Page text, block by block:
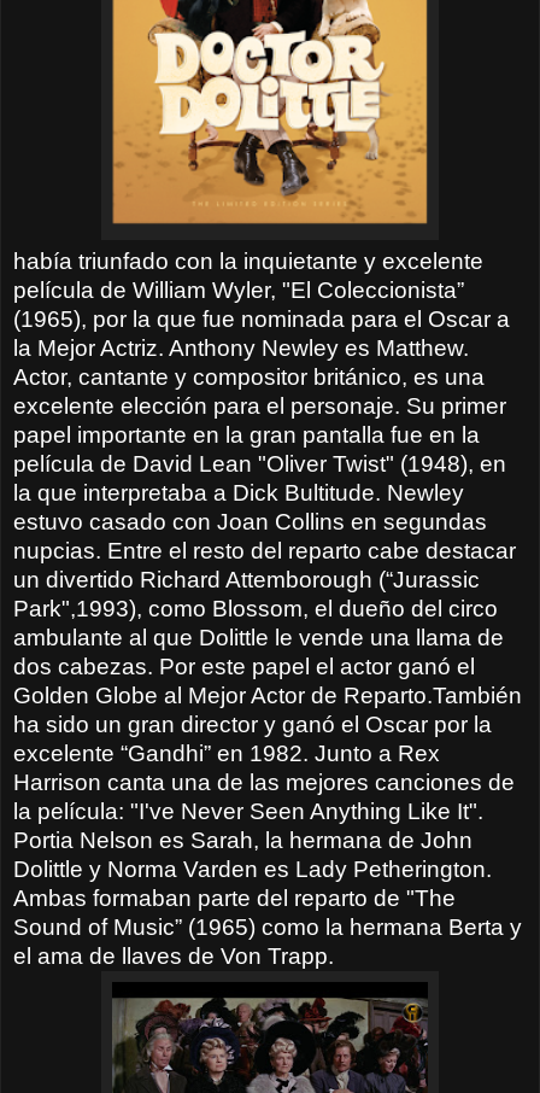
había triunfado con la inquietante y excelente
película de William Wyler, "El Coleccionista”
(1965), por la que fue nominada para el Oscar a
la Mejor Actriz. Anthony Newley es Matthew.
Actor, cantante y compositor británico, es una
excelente elección para el personaje. Su primer
papel importante en la gran pantalla fue en la
película de David Lean "Oliver Twist" (1948), en
la que interpretaba a Dick Bultitude. Newley
estuvo casado con Joan Collins en segundas
nupcias. Entre el resto del reparto cabe destacar
un divertido Richard Attemborough (“Jurassic
Park",1993), como Blossom, el dueño del circo
ambulante al que Dolittle le vende una llama de
dos cabezas. Por este papel el actor ganó el
Golden Globe al Mejor Actor de Reparto.También
ha sido un gran director y ganó el Oscar por la
excelente “Gandhi” en 1982. Junto a Rex
Harrison canta una de las mejores canciones de
la película: "I've Never Seen Anything Like It".
Portia Nelson es Sarah, la hermana de John
Dolittle y Norma Varden es Lady Petherington.
Ambas formaban parte del reparto de "The
Sound of Music” (1965) como la hermana Berta y
el ama de llaves de Von Trapp.